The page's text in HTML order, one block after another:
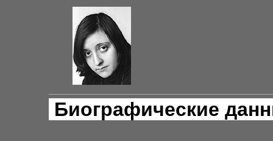
Биографические